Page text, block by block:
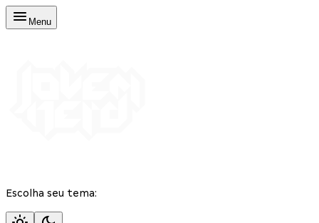
Menu
Escolha seu tema: